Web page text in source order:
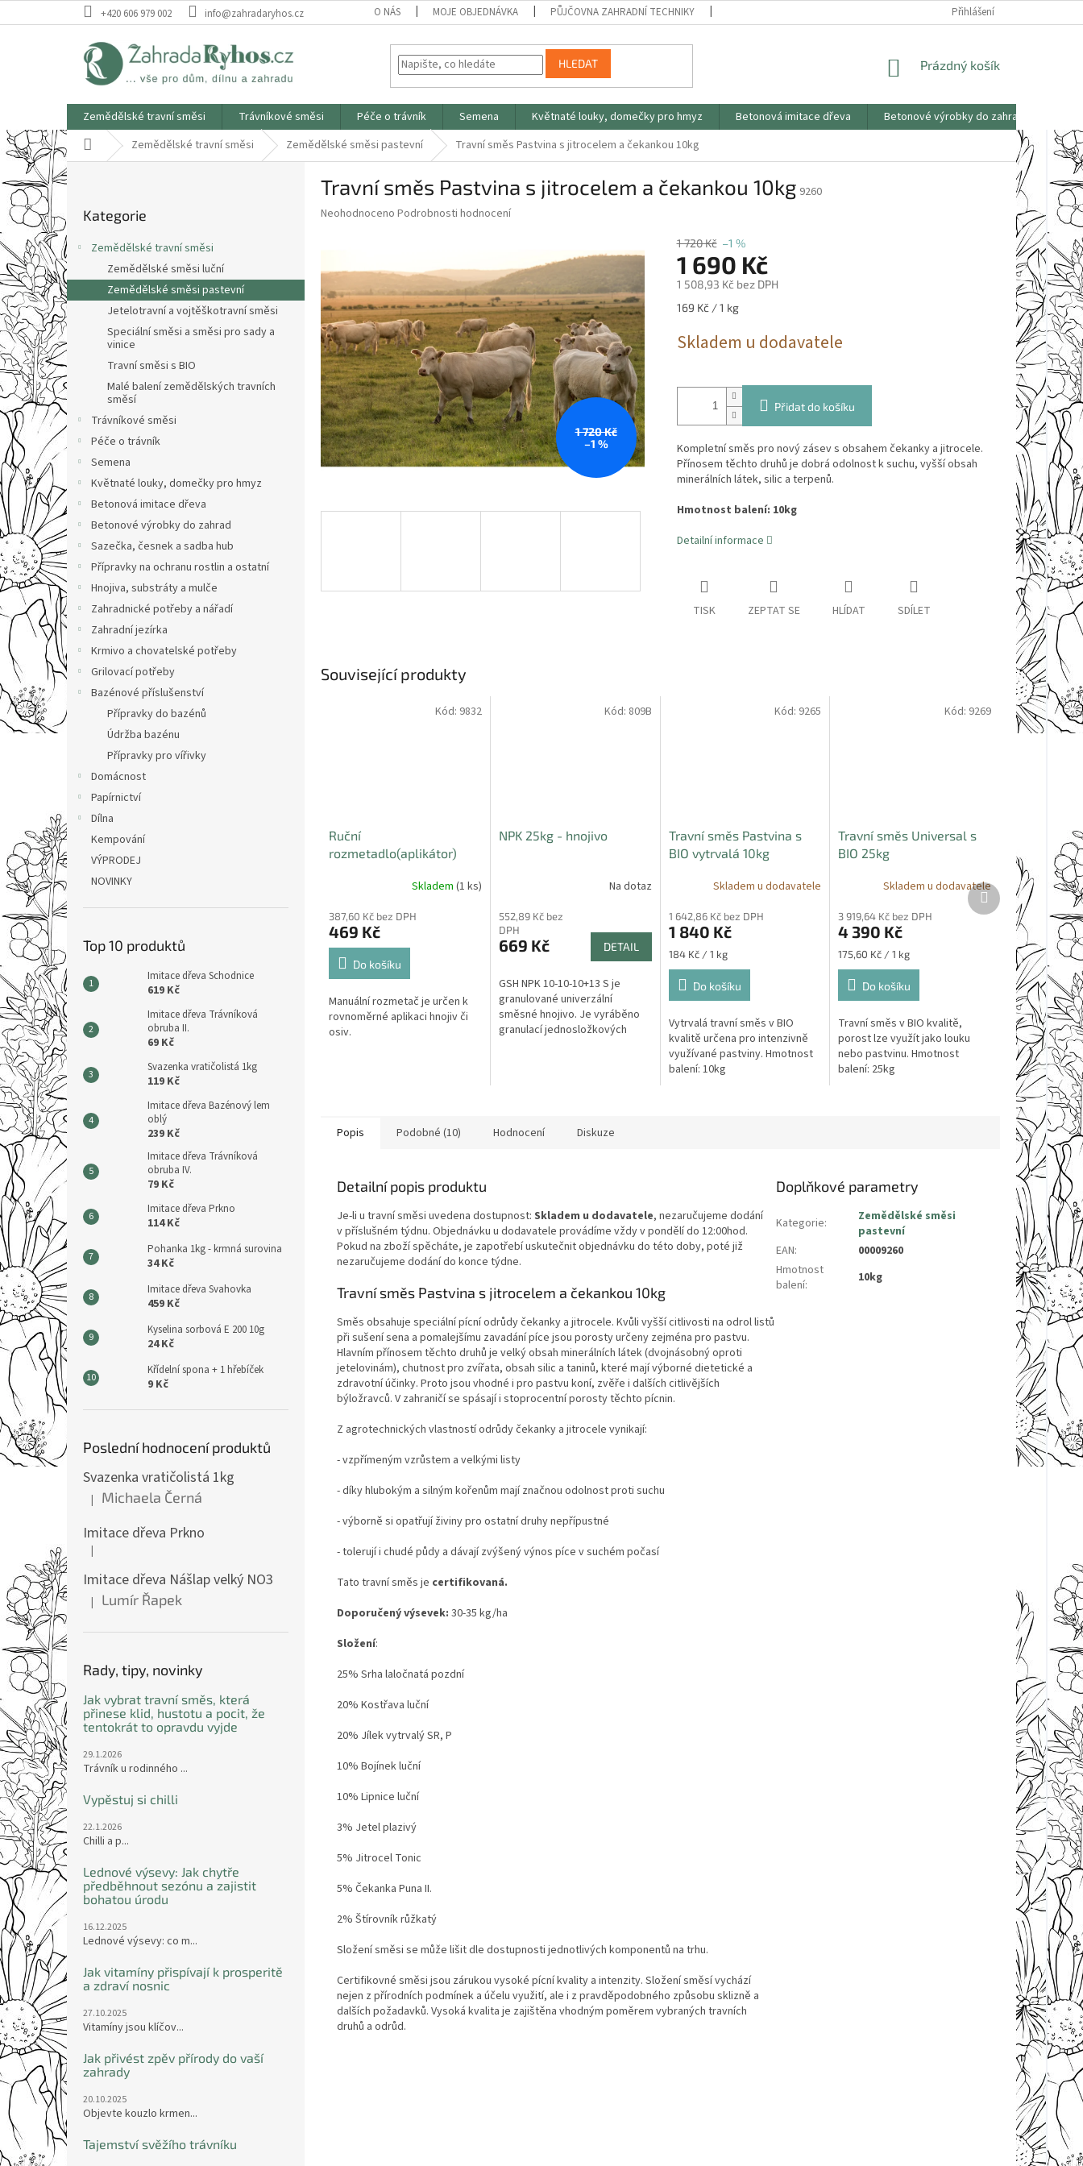
na
+420 606 979 002 info@zahradaryhos.cz O NÁS MOJE OBJEDNÁVKA PŮJČOVNA ZAHRADNÍ TECHNIKY PODMÍNKY OCHRANY
Přihlášení
HLEDAT
NÁKUPNÍ
Prázdný košík
Zemědělské travní směsi Trávníkové směsi Péče o trávník Semena Květnaté louky, domečky pro hmyz Betonová imitace dřeva Betonové výrobky do zahrad
Domů Zemědělské travní směsi Zemědělské směsi pastevní Travní směs Pastvina s jitrocelem a čekankou 10kg
P
o
r
a
n
n
í
p
a
n
e
l
kategorie
Kategorie
Zemědělské travní směsi
Zemědělské směsi luční
Zemědělské směsi pastevní
Jetelotravní a vojtěškotravní směsi
Speciální směsi a směsi pro sady a
vinice
Travní směsi s BIO
Malé balení zemědělských travních
směsí
Trávníkové směsi
Péče o trávník
Semena
Květnaté louky, domečky pro hmyz
Betonová imitace dřeva
Betonové výrobky do zahrad
Sazečka, česnek a sadba hub
Přípravky na ochranu rostlin a ostatní
Hnojiva, substráty a mulče
Zahradnické potřeby a nářadí
Zahradní jezírka
Krmivo a chovatelské potřeby
Grilovací potřeby
Bazénové příslušenství
Přípravky do bazénů
Údržba bazénu
Přípravky pro vířivky
Domácnost
Papírnictví
Dílna
Kempování
VÝPRODEJ
NOVINKY
Top 10 produktů
Imitace dřeva Schodnice
619 Kč
Imitace dřeva Trávníková
obruba II.
69 Kč
Svazenka vratičolistá 1kg
119 Kč
Imitace dřeva Bazénový lem
oblý
239 Kč
Imitace dřeva Trávníková
obruba IV.
79 Kč
Imitace dřeva Prkno
114 Kč
Pohanka 1kg - krmná surovina
34 Kč
Imitace dřeva Svahovka
459 Kč
Kyselina sorbová E 200 10g
24 Kč
Křídelní spona + 1 hřebíček
9 Kč
Poslední hodnocení produktů
Svazenka vratičolistá 1kg
Hodnocení produktu je 5 z 5 hvězdiček.
| Michaela Černá
Imitace dřeva Prkno
Hodnocení produktu je 5 z 5 hvězdiček.
|
Imitace dřeva Nášlap velký NO3
Hodnocení produktu je 5 z 5 hvězdiček.
| Lumír Řapek
Rady, tipy, novinky
Jak vybrat travní směs, která
přinese klid, hustotu a pocit, že
tentokrát to opravdu vyjde
29.1.2026
Trávník u rodinného ...
Vypěstuj si chilli
22.1.2026
Chilli a p...
Lednové výsevy: Jak chytře
předběhnout sezónu a zajistit
bohatou úrodu
16.12.2025
Lednové výsevy: co m...
Jak vitamíny přispívají k prosperitě
a zdraví nosnic
27.10.2025
Vitamíny jsou klíčov...
Jak přivést zpěv přírody do vaší
zahrady
20.10.2025
Objevte kouzlo krmen...
Tajemství svěžího trávníku
Travní směs Pastvina s jitrocelem a čekankou 10kg 9260
Průměrné
0,0
z
5
hvězdiček.
Neohodnoceno Podrobnosti hodnocení
1 720 Kč
–1 %
1 720 Kč –1 %
1 690 Kč
1 508,93 Kč bez DPH
Měrná
169 Kč / 1 kg
Skladem u dodavatele
Přidat do košíku
Kompletní směs pro nový zásev s obsahem čekanky a jitrocele.
Přínosem těchto druhů je dobrá odolnost k suchu, vyšší obsah
minerálních látek, silic a terpenů.
Hmotnost balení: 10kg
Detailní informace
TISK ZEPTAT SE HLÍDAT SDÍLET
Související produkty
Ruční
rozmetadlo(aplikátor)
Skladem (1 ks)
387,60 Kč bez DPH
469 Kč
Do košíku
Manuální rozmetač je určen k
rovnoměrné aplikaci hnojiv či
osiv.
Kód: 9832
NPK 25kg - hnojivo
Na dotaz
552,89 Kč bez
DPH
669 Kč DETAIL
GSH NPK 10-10-10+13 S je
granulované univerzální
směsné hnojivo. Je vyráběno
granulací jednosložkových
Kód: 809B
Travní směs Pastvina s
BIO vytrvalá 10kg
Skladem u dodavatele
1 642,86 Kč bez DPH
1 840 Kč
Měrná
cena:
184 Kč / 1 kg
Do košíku
Vytrvalá travní směs v BIO
kvalitě určena pro intenzivně
využívané pastviny. Hmotnost
balení: 10kg
Kód: 9265
Travní směs Universal s
BIO 25kg
Skladem u dodavatele
3 919,64 Kč bez DPH
4 390 Kč
Měrná
cena:
175,60 Kč / 1 kg
Do košíku
Travní směs v BIO kvalitě,
porost lze využít jako louku
nebo pastvinu. Hmotnost
balení: 25kg
Kód: 9269
Další
produkt
Popis Podobné (10) Hodnocení Diskuze
Detailní popis produktu
Je-li u travní směsi uvedena dostupnost: Skladem u dodavatele, nezaručujeme dodání
v příslušném týdnu. Objednávku u dodavatele provádíme vždy v pondělí do 12:00hod.
Pokud na zboží spěcháte, je zapotřebí uskutečnit objednávku do této doby, poté již
nezaručujeme dodání do konce týdne.
Travní směs Pastvina s jitrocelem a čekankou 10kg
Směs obsahuje speciální pícní odrůdy čekanky a jitrocele. Kvůli vyšší citlivosti na odrol listů
při sušení sena a pomalejšímu zavadání píce jsou porosty určeny zejména pro pastvu.
Hlavním přínosem těchto druhů je velký obsah minerálních látek (dvojnásobný oproti
jetelovinám), chutnost pro zvířata, obsah silic a taninů, které mají výborné dietetické a
zdravotní účinky. Proto jsou vhodné i pro pastvu koní, zvěře i dalších citlivějších
býložravců. V zahraničí se spásají i stoprocentní porosty těchto pícnin.
Z agrotechnických vlastností odrůdy čekanky a jitrocele vynikají:
- vzpřímeným vzrůstem a velkými listy
- díky hlubokým a silným kořenům mají značnou odolnost proti suchu
- výborně si opatřují živiny pro ostatní druhy nepřípustné
- tolerují i chudé půdy a dávají zvýšený výnos píce v suchém počasí
Tato travní směs je certifikovaná.
Doporučený výsevek: 30-35 kg/ha
Složení:
25% Srha laločnatá pozdní
20% Kostřava luční
20% Jílek vytrvalý SR, P
10% Bojínek luční
10% Lipnice luční
3% Jetel plazivý
5% Jitrocel Tonic
5% Čekanka Puna II.
2% Štírovník růžkatý
Složení směsi se může lišit dle dostupnosti jednotlivých komponentů na trhu.
Certifikovné směsi jsou zárukou vysoké pícní kvality a intenzity. Složení směsí vychází
nejen z přírodních podmínek a účelu využití, ale i z pravděpodobného způsobu sklizně a
dalších požadavků. Vysoká kvalita je zajištěna vhodným poměrem vybraných travních
druhů a odrůd.
Doplňkové parametry
Kategorie:
Zemědělské směsi
pastevní
EAN:
00009260
Hmotnost
balení: 10kg